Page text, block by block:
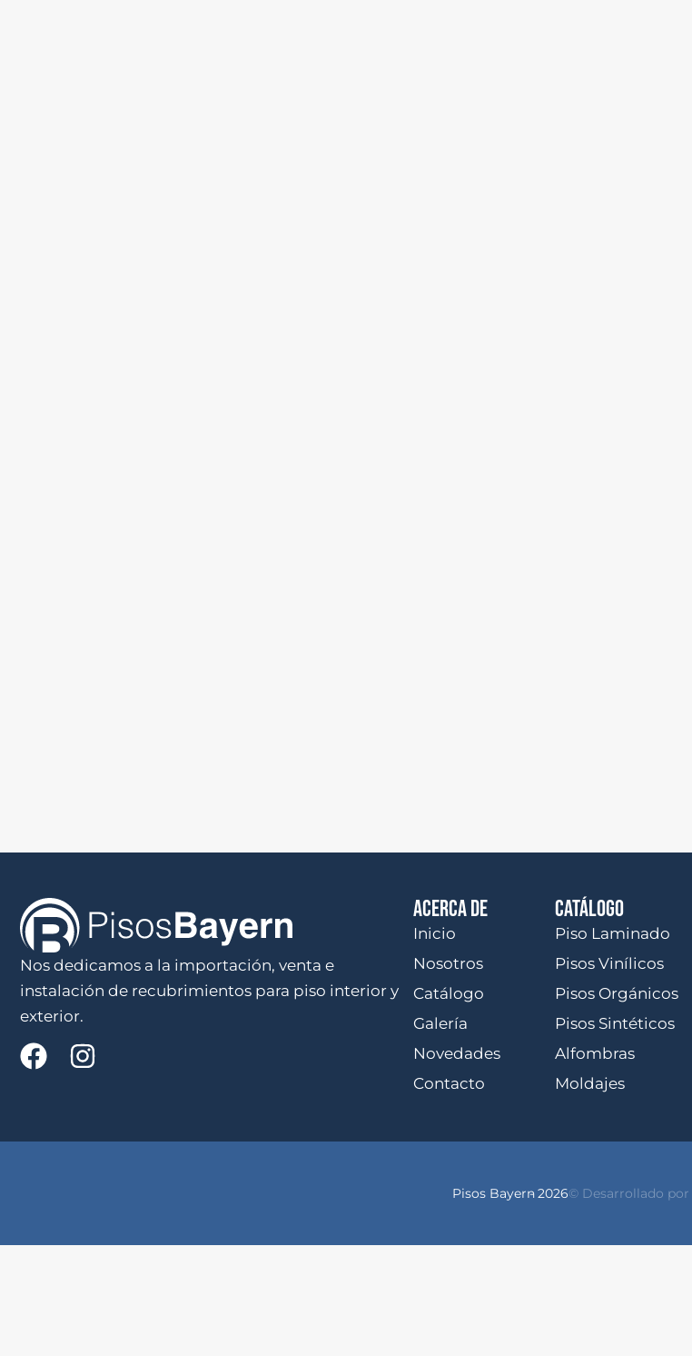
Nos dedicamos a la importación, venta e
instalación de recubrimientos para piso interior y
exterior.
ACERCA DE
Inicio
Nosotros
Catálogo
Galería
Novedades
Contacto
CATÁLOGO
Piso Laminado
Pisos Vinílicos
Pisos Orgánicos
Pisos Sintéticos
Alfombras
Moldajes
Pisos Bayern- 2026© Desarrollado por